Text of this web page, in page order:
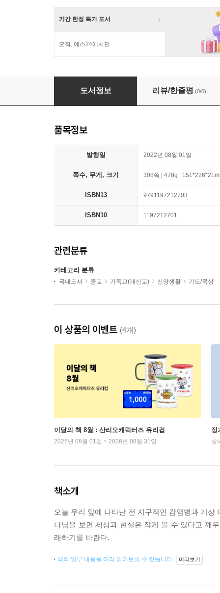
기간 한정 특가 도서
오직, 예스24에서만
기도와 찬양 : 시편설교 [1:1~41:13]
도서정보 리뷰/한줄평 (0/0)
품목정보
발행일 2022년 08월 01일
쪽수, 무게, 크기 308쪽 | 478g |
ISBN13 9791197212703
ISBN10 1197212701
관련분류
카테고리 분류
국내도서 종교 기독교(개신교) 신앙생활 기도/묵상
이 상품의 이벤트 (4개)
이달의 책 8월 : 산리오캐릭터즈 유리컵
2026년 08월 01일 ~ 2026년 08월 31일
정
상
책소개
오늘 우리 앞에 나타난 전 지구적인 감염병과 기
나님을 보면 세상과 현실은 작게 볼 수 있다고 깨
래하기를 바란다.
책의 일부 내용을 미리 읽어보실 수 있습니다. 미리보기